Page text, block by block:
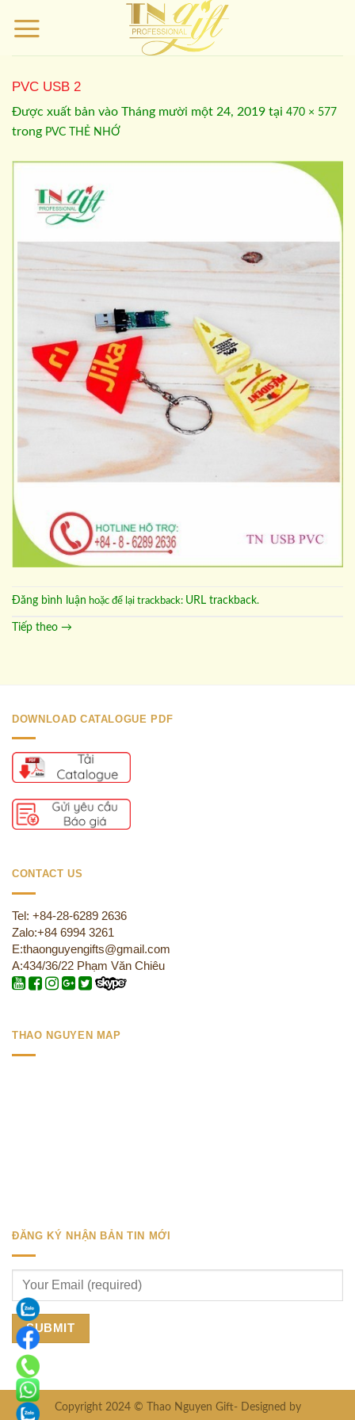
qua
PVC USB 2
Được xuất bản vào Tháng mười một 24, 2019 tại 470 × 577
trong PVC THẺ NHỚ
Đăng bình luận hoặc để lại trackback: URL trackback.
Tiếp theo →
DOWNLOAD CATALOGUE PDF
CONTACT US
Tel: +84-28-6289 2636
Zalo:+84 6994 3261
E:thaonguyengifts@gmail.com
A:434/36/22 Phạm Văn Chiêu
THAO NGUYEN MAP
ĐĂNG KÝ NHẬN BẢN TIN MỚI
Copyright 2024 © Thao Nguyen Gift- Designed by